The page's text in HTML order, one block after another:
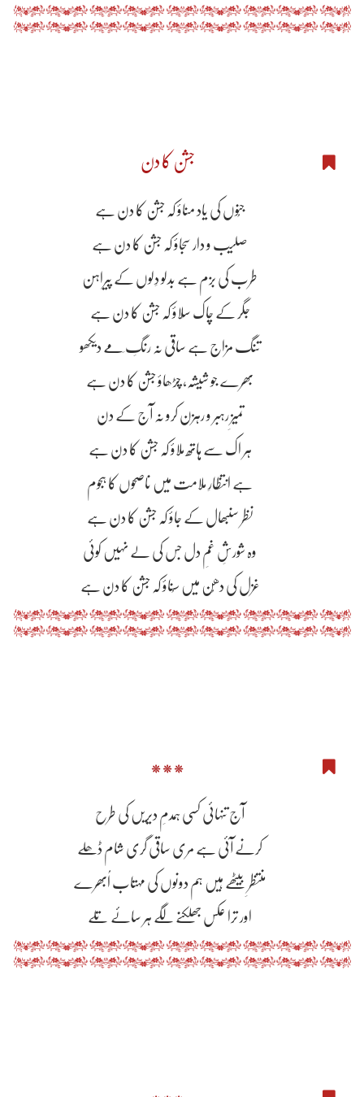
جشن کا دن
جنُوں کی یاد مناؤ کہ جشن کا دن ہے
صلیب و دار سجاؤ کہ جشن کا دن ہے
طرب کی بزم ہے بدلو دِلوں کے پیراہن
جگر کے چاک سِلاؤ کہ جشن کا دن ہے
تنگ مزاج ہے ساقی نہ رنگِ مَے دیکھو
بھرے جو شیشہ، چڑھاؤ جشن کا دن ہے
تمیزِ رہبر و رہزن کرو نہ آج کے دن
ہر اک سے ہاتھ ملاؤ کہ جشن کا دن ہے
ہے انتظارِ ملامت میں ناصحوں کا ہجوم
نظر سنبھال کے جاؤ کہ جشن کا دن ہے
وہ شورشِ غمِ دل جس کی لے نہیں کوئی
غزل کی دھُن میں سُناؤ کہ جشن کا دن ہے
***
آج تنہائی کسی ہمدمِ دیریں کی طرح
کرنے آئی ہے مری ساقی گری شام ڈھلے
منتظرِ بیٹھے ہیں ہم دونوں کی مہتاب اُبھرے
اور ترا عکس جھلکنے لگے ہر سائے تلے